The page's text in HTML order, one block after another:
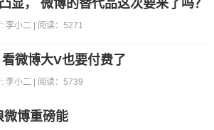
显， 微博的替代品这次要来了吗？
:李小二 | 阅读：5271
微博大V也要付费了
:李小二 | 阅读：5739
微博重磅能